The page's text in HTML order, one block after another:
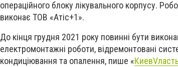
операційного блоку лікувального корпусу.
виконає ТОВ «Атіс+1».
До кінця грудня 2021 року повинні бути
електромонтажні роботи, відремонтовані
кондиціювання та опалення, пише «